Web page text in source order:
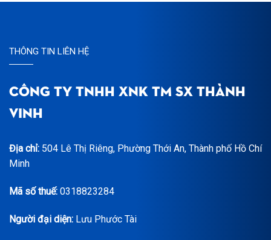
THÔNG TIN LIÊN HỆ
CÔNG TY TNHH XNK TM SX THÀNH
VINH
Địa chỉ: 504 Lê Thị Riêng, Phường Thới An, Thành phố Hồ Chí
Minh
Mã số thuế: 0318823284
Người đại diện: Lưu Phước Tài